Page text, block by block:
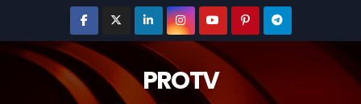
content
PROTV